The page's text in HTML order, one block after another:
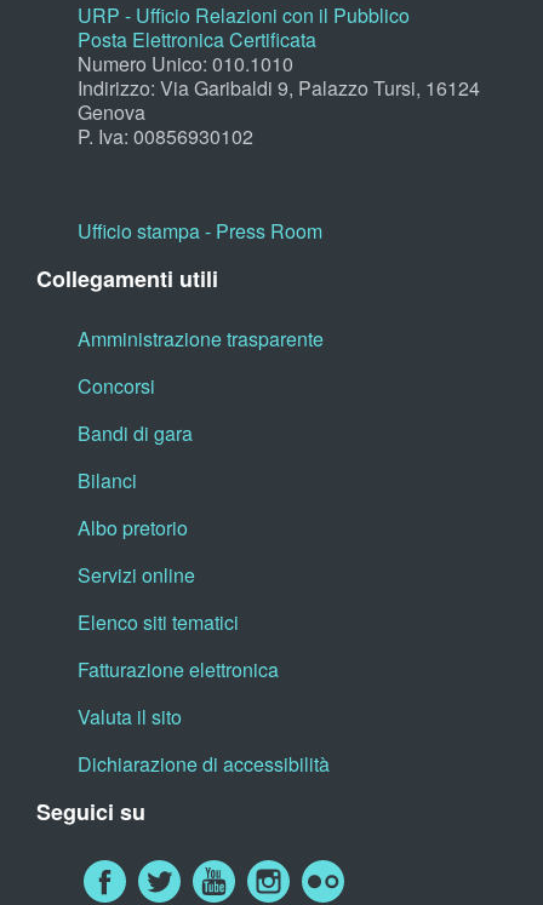
URP - Ufficio Relazioni con il Pubblico
Posta Elettronica Certificata
Numero Unico: 010.1010
Indirizzo: Via Garibaldi 9, Palazzo Tursi, 16124
Genova
P. Iva: 00856930102
Ufficio stampa - Press Room
Collegamenti utili
Amministrazione trasparente
Concorsi
Bandi di gara
Bilanci
Albo pretorio
Servizi online
Elenco siti tematici
Fatturazione elettronica
Valuta il sito
Dichiarazione di accessibilità
Seguici su